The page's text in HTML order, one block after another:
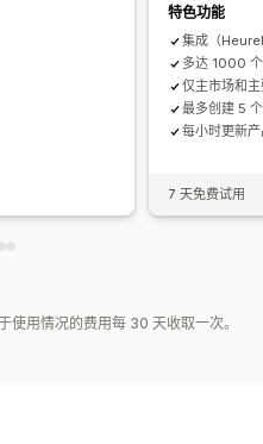
特色功能
集成（
多达 1000
仅主市场和
最多创建 5
每小时更新
7 天免费试用
使用情况的费用每 30 天收取一次。